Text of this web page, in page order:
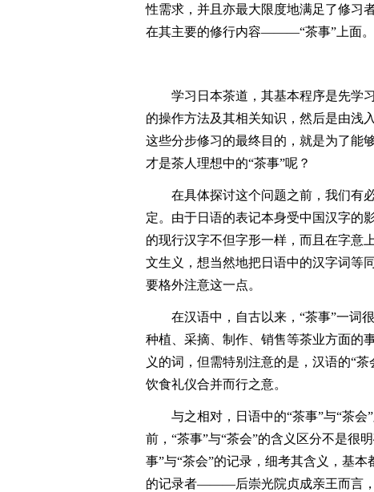
性需求，并且亦最大限度地满足了修习
在其主要的修行内容―――“茶事”上面。
学习日本茶道，其基本程序是先学
的操作方法及其相关知识，然后是由浅
这些分步修习的最终目的，就是为了能
才是茶人理想中的“茶事”呢？
在具体探讨这个问题之前，我们有
定。由于日语的表记本身受中国汉字的
的现行汉字不但字形一样，而且在字意
文生义，想当然地把日语中的汉字词等
要格外注意这一点。
在汉语中，自古以来，“茶事”一词
种植、采摘、制作、销售等茶业方面的
义的词，但需特别注意的是，汉语的“
饮食礼仪合并而行之意。
与之相对，日语中的“茶事”与“茶
前，“茶事”与“茶会”的含义区分不是很
事”与“茶会”的记录，细考其含义，基本
的记录者―――后崇光院贞成亲王而言